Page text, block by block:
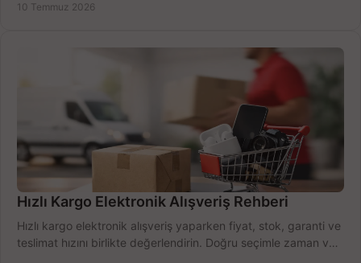
10 Temmuz 2026
Hızlı Kargo Elektronik Alışveriş Rehberi
Hızlı kargo elektronik alışveriş yaparken fiyat, stok, garanti ve
teslimat hızını birlikte değerlendirin. Doğru seçimle zaman ve